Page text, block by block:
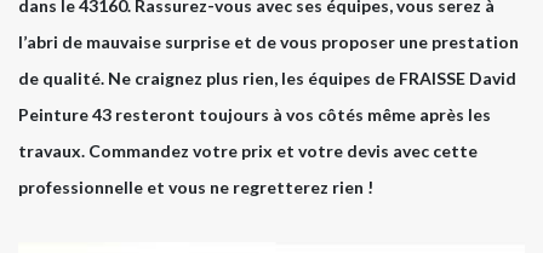
dans le 43160. Rassurez-vous avec ses équipes, vous serez à
l’abri de mauvaise surprise et de vous proposer une prestation
de qualité. Ne craignez plus rien, les équipes de FRAISSE David
Peinture 43 resteront toujours à vos côtés même après les
travaux. Commandez votre prix et votre devis avec cette
professionnelle et vous ne regretterez rien !